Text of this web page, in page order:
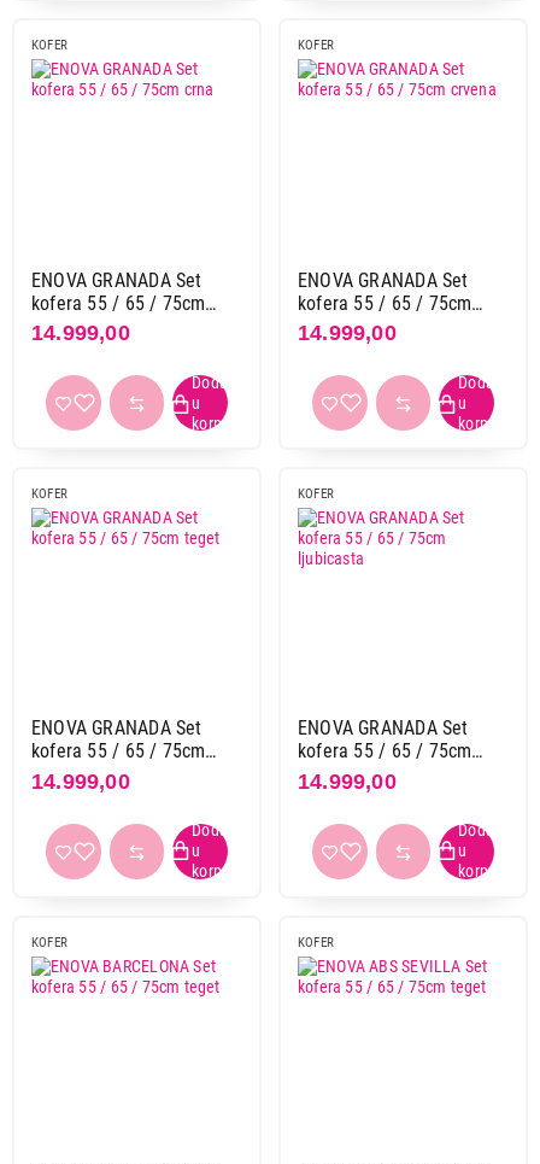
KOFER
ENOVA GRANADA Set
kofera 55 / 65 / 75cm
crna
14.999,00
KOFER
ENOVA GRANADA Set
kofera 55 / 65 / 75cm
crvena
14.999,00
KOFER
ENOVA GRANADA Set
kofera 55 / 65 / 75cm
teget
14.999,00
KOFER
ENOVA GRANADA Set
kofera 55 / 65 / 75cm
ljubicasta
14.999,00
KOFER KOFER